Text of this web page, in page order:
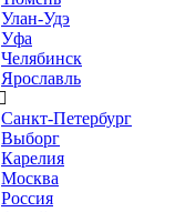
Улан-Удэ
Уфа
Челябинск
Ярославль
Санкт-Петербург
Выборг
Карелия
Москва
Россия